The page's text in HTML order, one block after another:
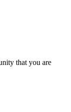
that you are